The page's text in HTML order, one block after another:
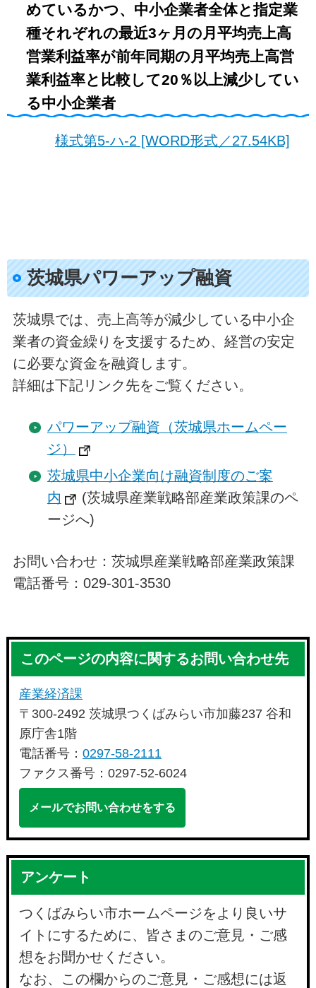
めているかつ、中小企業者全体と指定業
種それぞれの最近3ヶ月の月平均売上高
営業利益率が前年同期の月平均売上高営
業利益率と比較して20％以上減少してい
る中小企業者
様式第5-ハ-2 [WORD形式／27.54KB]
茨城県パワーアップ融資
茨城県では、売上高等が減少している中小企
業者の資金繰りを支援するため、経営の安定
に必要な資金を融資します。
詳細は下記リンク先をご覧ください。
パワーアップ融資（茨城県ホームペー
ジ）
茨城県中小企業向け融資制度のご案
内
(茨城県産業戦略部産業政策課のペ
ージへ)
お問い合わせ：茨城県産業戦略部産業政策課
電話番号：029-301-3530
このページの内容に関するお問い合わせ先
産業経済課
〒300-2492 茨城県つくばみらい市加藤237 谷和
原庁舎1階
電話番号：0297-58-2111
ファクス番号：0297-52-6024
メールでお問い合わせをする
アンケート
つくばみらい市ホームページをより良いサ
イトにするために、皆さまのご意見・ご感
想をお聞かせください。
なお、この欄からのご意見・ご感想には返